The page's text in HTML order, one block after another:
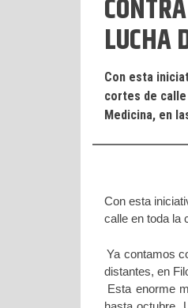
LUCHA
Con esta
cortes de calle
Medicina, en
Con esta
calle en toda la
Ya contamos
distantes, en
Esta enorme